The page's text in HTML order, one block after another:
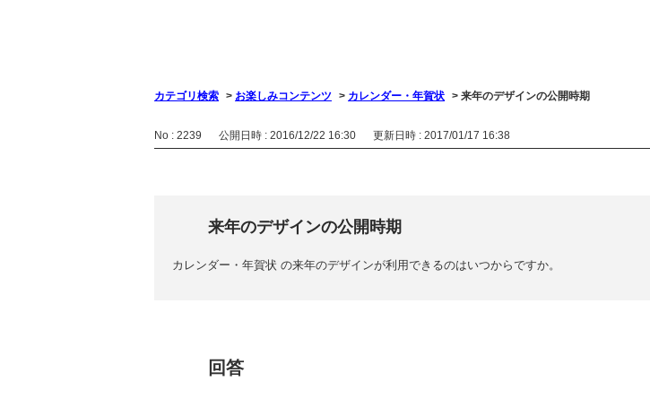
カテゴリ検索 > お楽しみコンテンツ > カレンダー・年賀状 > 来年のデザインの公開時期
No : 2239 公開日時 : 2016/12/22 16:30 更新日時 : 2017/01/17 16:38
来年のデザインの公開時期
カレンダー・年賀状 の来年のデザインが利用できるのはいつからですか。
回答